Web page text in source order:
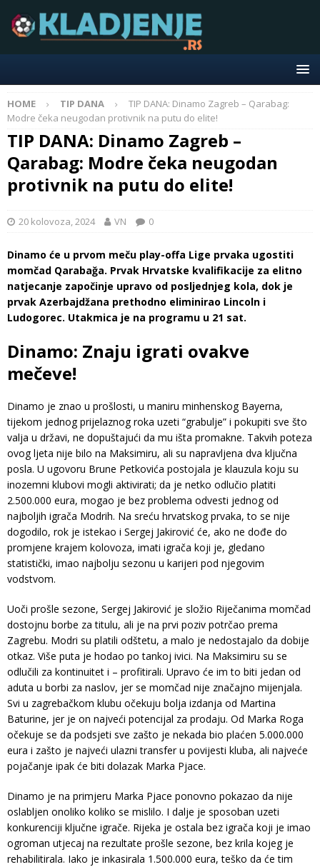
HOME TIP DANA
TIP DANA: Dinamo Zagreb – Qarabag:
Modre čeka neugodan protivnik na putu do elite!
TIP DANA: Dinamo Zagreb –
Qarabag: Modre čeka neugodan
protivnik na putu do elite!
20 kolovoza, 2024 VN 0
Dinamo će u prvom meču play-offa Lige prvaka ugostiti
momčad Qarabağa. Prvak Hrvatske kvalifikacije za elitno
natjecanje započinje upravo od posljednjeg kola, dok je
prvak Azerbajdžana prethodno eliminirao Lincoln i
Ludogorec. Utakmica je na programu u 21 sat.
Dinamo: Znaju igrati ovakve
mečeve!
Dinamo je znao u prošlosti, u maniru minhenskog Bayerna,
tijekom jednog prijelaznog roka uzeti “grabulje” i pokupiti sve što
valja u državi, ne dopuštajući da mu išta promakne. Takvih poteza
ovog ljeta nije bilo na Maksimiru, ali su napravljena dva ključna
posla. U ugovoru Brune Petkovića postojala je klauzula koju su
inozemni klubovi mogli aktivirati; da je netko odlučio platiti
2.500.000 eura, mogao je bez problema odvesti jednog od
najboljih igrača Modrih. Na sreću hrvatskog prvaka, to se nije
dogodilo, rok je istekao i Sergej Jakirović će, ako ne dođe do
promjene krajem kolovoza, imati igrača koji je, gledano
statistički, imao najbolju sezonu u karijeri pod njegovim
vodstvom.
Uoči prošle sezone, Sergej Jakirović je složio Riječanima momčad
dostojnu borbe za titulu, ali je na prvi poziv potrčao prema
Zagrebu. Modri su platili odštetu, a malo je nedostajalo da dobije
otkaz. Više puta je hodao po tankoj ivici. Na Maksimiru su se
odlučili za kontinuitet i – profitirali. Upravo će im to biti jedan od
aduta u borbi za naslov, jer se momčad nije značajno mijenjala.
Svi u zagrebačkom klubu očekuju bolja izdanja od Martina
Baturine, jer je on najveći potencijal za prodaju. Od Marka Roga
očekuje se da podsjeti sve zašto je nekada bio plaćen 5.000.000
eura i zašto je najveći ulazni transfer u povijesti kluba, ali najveće
pojačanje ipak će biti dolazak Marka Pjace.
Dinamo je na primjeru Marka Pjace ponovno pokazao da nije
oslabljen onoliko koliko se mislilo. I dalje je sposoban uzeti
konkurenciji ključne igrače. Rijeka je ostala bez igrača koji je imao
ogroman utjecaj na rezultate prošle sezone, bez krila kojeg je
rehabilitirala. Iako je inkasirala 1.500.000 eura, teško da će tim